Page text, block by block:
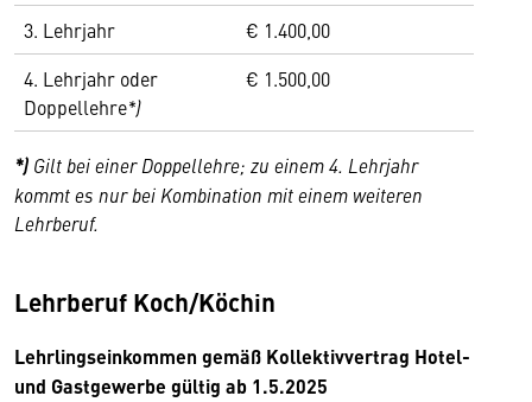
3. Lehrjahr
€ 1.400,00
4. Lehrjahr oder
Doppellehre*)
€ 1.500,00
*) Gilt bei einer Doppellehre; zu einem 4. Lehrjahr
kommt es nur bei Kombination mit einem weiteren
Lehrberuf.
Lehrberuf Koch/Köchin
Lehrlingseinkommen gemäß Kollektivvertrag Hotel-
und Gastgewerbe gültig ab 1.5.2025